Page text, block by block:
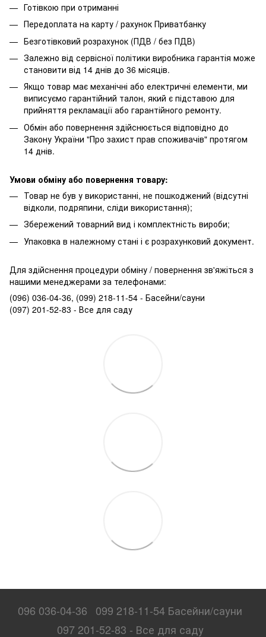
Готівкою при отриманні
Передоплата на карту / рахунок Приватбанку
Безготівковий розрахунок (ПДВ / без ПДВ)
Залежно від сервісної політики виробника гарантія може
становити від 14 днів до 36 місяців.
Якщо товар має механічні або електричні елементи, ми
виписуємо гарантійний талон, який є підставою для
прийняття рекламації або гарантійного ремонту.
Обмін або повернення здійснюється відповідно до
Закону України "Про захист прав споживачів" протягом
14 днів.
Умови обміну або повернення товару:
Товар не був у використанні, не пошкоджений (відсутні
відколи, подряпини, сліди використання);
Збережений товарний вид і комплектність вироби;
Упаковка в належному стані і є розрахунковий документ.
Для здійснення процедури обміну / повернення зв'яжіться з
нашими менеджерами за телефонами:
(096) 036-04-36, (099) 218-11-54 - Басейни/сауни
(097) 201-52-83 - Все для саду
096 036-04-36
099 218-11-54 Басейни/сауни
097 201-52-83 - Все для саду